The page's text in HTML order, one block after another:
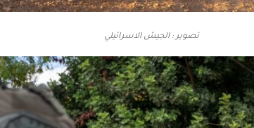
تصوير : الجيش الاسرائيلي